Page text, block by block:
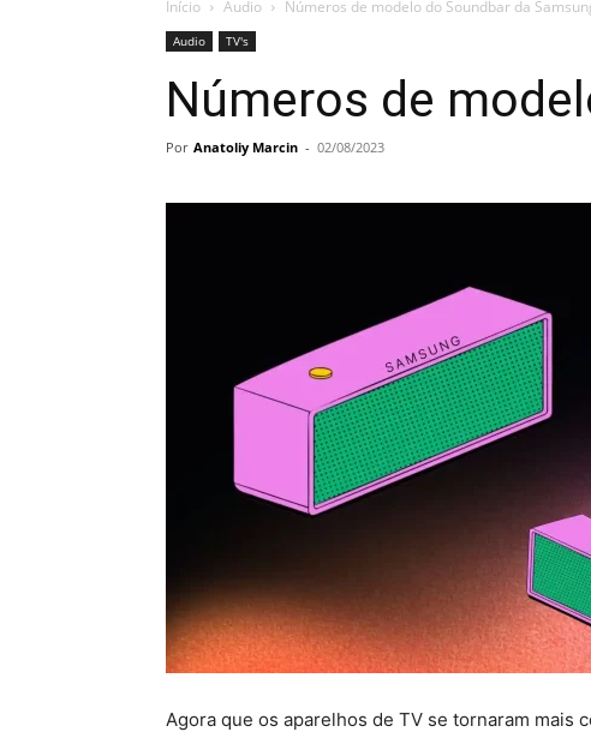
Início Audio Números de modelo do Soundbar da
Audio TV's
Números de
Por Anatoliy Marcin - 02/08/2023
Agora que os aparelhos de TV se tornaram mais